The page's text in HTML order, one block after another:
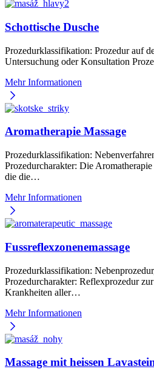
Schottische Dusche
Prozedurklassifikation: Prozedur auf
Untersuchung oder Konsultation
Mehr Informationen
Aromatherapie Massage
Prozedurklassifikation:
Prozedurcharakter: Die
die die…
Mehr Informationen
Fussreflexzonenemassage
Prozedurklassifikation:
Prozedurcharakter: Reflexprozedur
Krankheiten aller…
Mehr Informationen
Massage mit heissen